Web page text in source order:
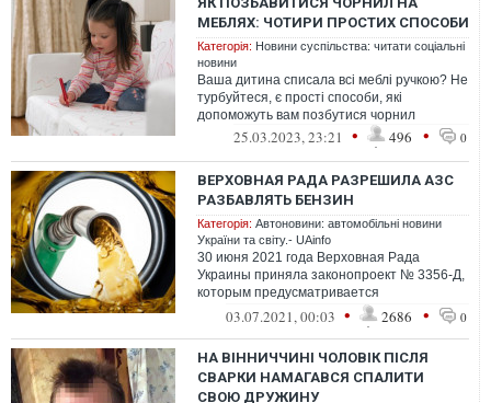
МЕБЛЯХ: ЧОТИРИ ПРОСТИХ СПОСОБИ
Категорія: Новини суспільства: читати соціальні
новини
Ваша дитина списала всі меблі ручкою? Не
турбуйтеся, є прості способи, які
допоможуть вам позбутися чорнил
25.03.2023, 23:21 • 496 • 0
ВЕРХОВНАЯ РАДА РАЗРЕШИЛА АЗС
РАЗБАВЛЯТЬ БЕНЗИН
Категорія: Автоновини: автомобільні новини
України та світу.- UAinfo
30 июня 2021 года Верховная Рада
Украины приняла законопроект № 3356-Д,
которым предусматривается
обязательное добавление в бензин
биоэтанола на уровн...
03.07.2021, 00:03 • 2686 • 0
НА ВІННИЧЧИНІ ЧОЛОВІК ПІСЛЯ
СВАРКИ НАМАГАВСЯ СПАЛИТИ
СВОЮ ДРУЖИНУ